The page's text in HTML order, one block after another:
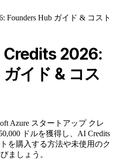
Founders Hub ガイド & コスト
2026:
イド & コス
Azure スタートアップ クレ
ドルを獲得し、AI Credits
を購入する方法や未使用のク
ましょう。